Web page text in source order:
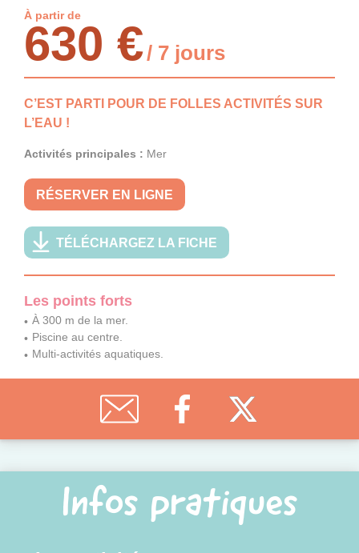
À partir de
630 €/ 7 jours
C’EST PARTI POUR DE FOLLES ACTIVITÉS SUR
L’EAU !
Activités principales : Mer
RÉSERVER EN LIGNE
TÉLÉCHARGEZ LA FICHE
Les points forts
À 300 m de la mer.
Piscine au centre.
Multi-activités aquatiques.
Infos pratiques